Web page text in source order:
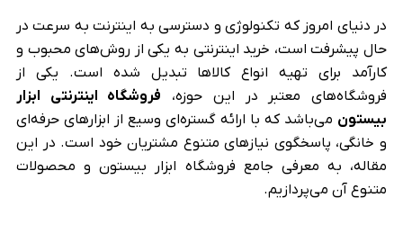
در دنیای امروز که تکنولوژی و دسترسی به اینترنت به سرعت در
حال پیشرفت است، خرید اینترنتی به یکی از روش‌های محبوب و
کارآمد برای تهیه انواع کالاها تبدیل شده است. یکی از
فروشگاه‌های معتبر در این حوزه، فروشگاه اینترنتی ابزار
بیستون می‌باشد که با ارائه گستره‌ای وسیع از ابزارهای حرفه‌ای
و خانگی، پاسخگوی نیازهای متنوع مشتریان خود است. در این
مقاله، به معرفی جامع فروشگاه ابزار بیستون و محصولات
متنوع آن می‌پردازیم.